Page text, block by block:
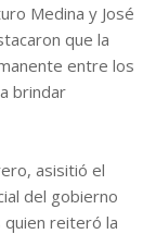
Medina y José
que la
entre los
brindar
asisitió el
del gobierno
quien reiteró la